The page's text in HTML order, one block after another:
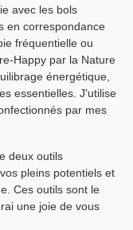
avec les bols
en correspondance
fréquentielle ou
Happy par la Nature
énergétique,
essentielles. J'utilise
par mes
deux outils
pleins potentiels et
Ces outils sont le
une joie de vous